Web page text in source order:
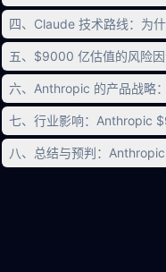
四、Claude 技术路线：为
五、$9000 亿估值的风险
六、Anthropic 的产品战略
七、行业影响：Anthropic
八、总结与预判：Anthropic